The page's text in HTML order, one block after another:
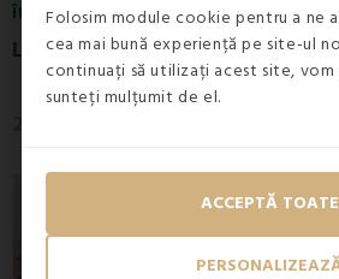
Folosim module cookie pentru a ne
cea mai bună experiență pe site-ul
continuați să utilizați acest site, vom
sunteți mulțumit de el.
ACCEPTĂ TOATE
ÎN STOC
L
enjerie de pat din micro pluș Rustica EMI
ÎN